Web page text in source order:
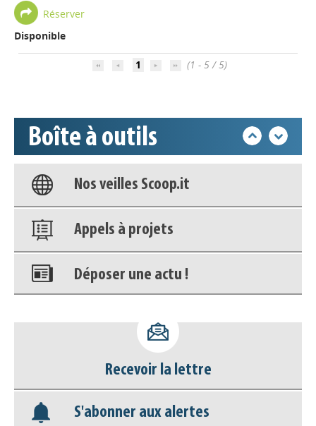
Réserver
Disponible
1 (1 - 5 / 5)
Boîte à outils
Accéder à son compte - (Se
Base documentaire
Nos veilles Scoop.it
Appels à projets
Déposer une actu !
Base documentaire
Nos veilles Scoop.it